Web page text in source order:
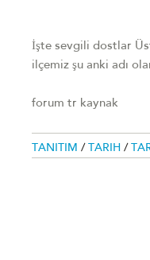
İşte sevgili dostlar
ilçemiz şu anki adı
forum tr kaynak
TANITIM / TARIH /